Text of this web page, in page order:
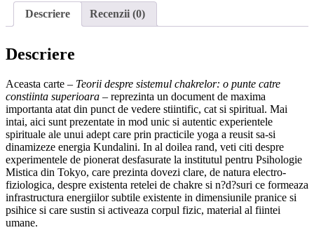
sistemul
chakrelor,Hiroshi
Descriere Recenzii (0)
Descriere
Aceasta carte – Teorii despre sistemul chakrelor: o punte catre
constiinta superioara – reprezinta un document de maxima
importanta atat din punct de vedere stiintific, cat si spiritual. Mai
intai, aici sunt prezentate in mod unic si autentic experientele
spirituale ale unui adept care prin practicile yoga a reusit sa-si
dinamizeze energia Kundalini. In al doilea rand, veti citi despre
experimentele de pionerat desfasurate la institutul pentru Psihologie
Mistica din Tokyo, care prezinta dovezi clare, de natura electro-
fiziologica, despre existenta retelei de chakre si n?d?suri ce formeaza
infrastructura energiilor subtile existente in dimensiunile pranice si
psihice si care sustin si activeaza corpul fizic, material al fiintei
umane.